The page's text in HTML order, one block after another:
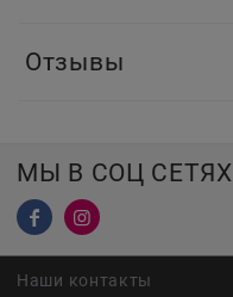
Отзывы
МЫ В СОЦ СЕТЯХ
Наши контакты